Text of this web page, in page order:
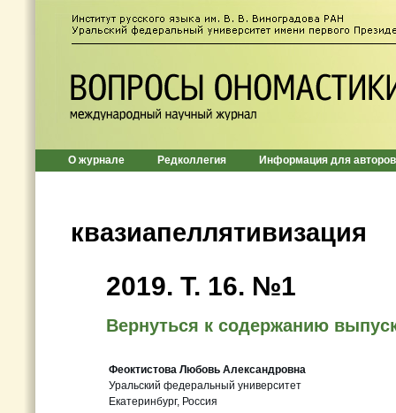
О журнале Редколлегия Информация для авторов
квазиапеллятивизация
2019. Т. 16. №1
Вернуться к содержанию
Феоктистова Любовь Александровна
Уральский федеральный университет
Екатеринбург, Россия